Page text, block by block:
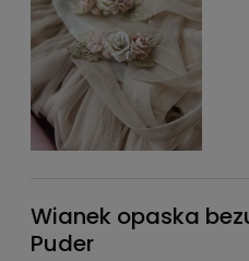
Wianek opaska
Puder